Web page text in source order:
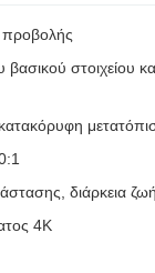
προβολής
βασικού
διάρκεια
4K